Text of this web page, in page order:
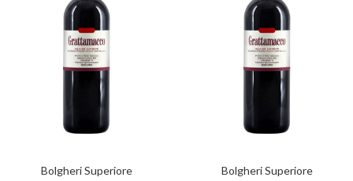
Bolgheri Superiore
Bolgheri Superiore